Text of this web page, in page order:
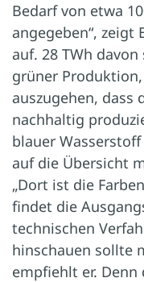
Bedarf von etwa
angegeben“, zeigt
auf. 28 TWh
grüner
auszugehen, dass
nachhaltig
blauer
auf die Übersicht
„Dort ist die
findet die
technischen
hinschauen sollte
empfiehlt er.